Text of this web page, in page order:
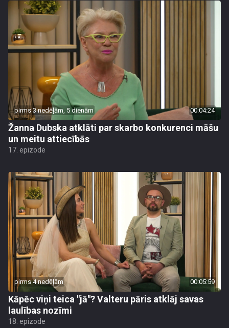
pirms 3 nedēļām, 5 dienām 00:04:24
Žanna Dubska atklāti par skarbo konkurenci māšu
un meitu attiecībās
17. epizode
pirms 4 nedēļām 00:05:59
Kāpēc viņi teica "jā"? Valteru pāris atklāj savas
laulības nozīmi
18. epizode